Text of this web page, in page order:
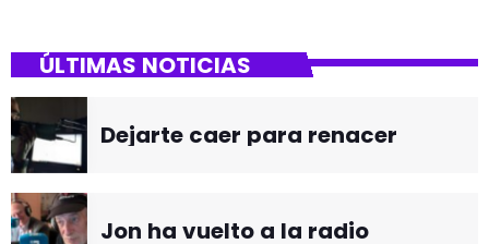
ÚLTIMAS NOTICIAS
Dejarte caer para renacer
Jon ha vuelto a la radio